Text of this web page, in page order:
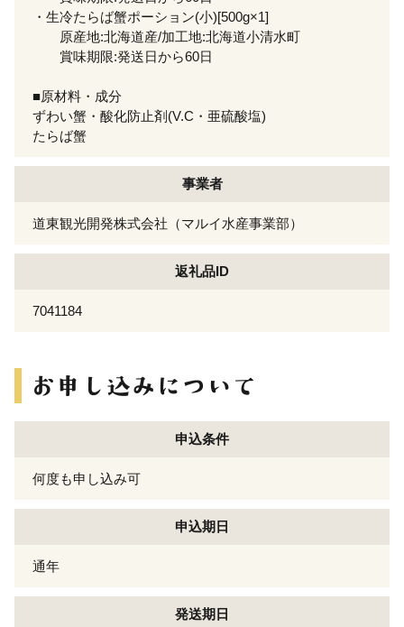
・生冷たらば蟹ポーション(小)[500g×1]
原産地:北海道産/加工地:北海道小清水町
賞味期限:発送日から60日
■原材料・成分
ずわい蟹・酸化防止剤(V.C・亜硫酸塩)
たらば蟹
事業者
道東観光開発株式会社（マルイ水産事業部）
返礼品ID
7041184
申込条件
何度も申し込み可
申込期日
通年
発送期日